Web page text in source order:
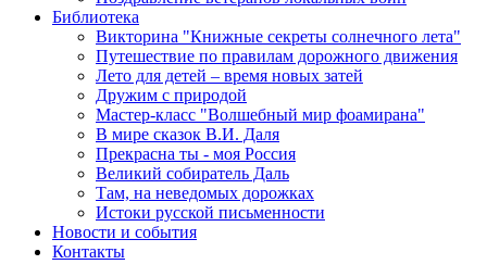
Библиотека
Викторина "Книжные секреты солнечного лета"
Путешествие по правилам дорожного движения
Лето для детей – время новых затей
Дружим с природой
Мастер-класс "Волшебный мир фоамирана"
В мире сказок В.И. Даля
Прекрасна ты - моя Россия
Великий собиратель Даль
Там, на неведомых дорожках
Истоки русской письменности
Новости и события
Контакты